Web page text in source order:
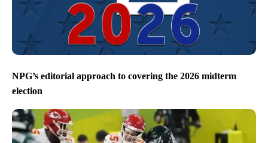
NPG’s editorial approach to covering the 2026 midterm
election